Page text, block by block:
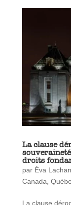
La clause
droits
par Èva
Canada
La clause